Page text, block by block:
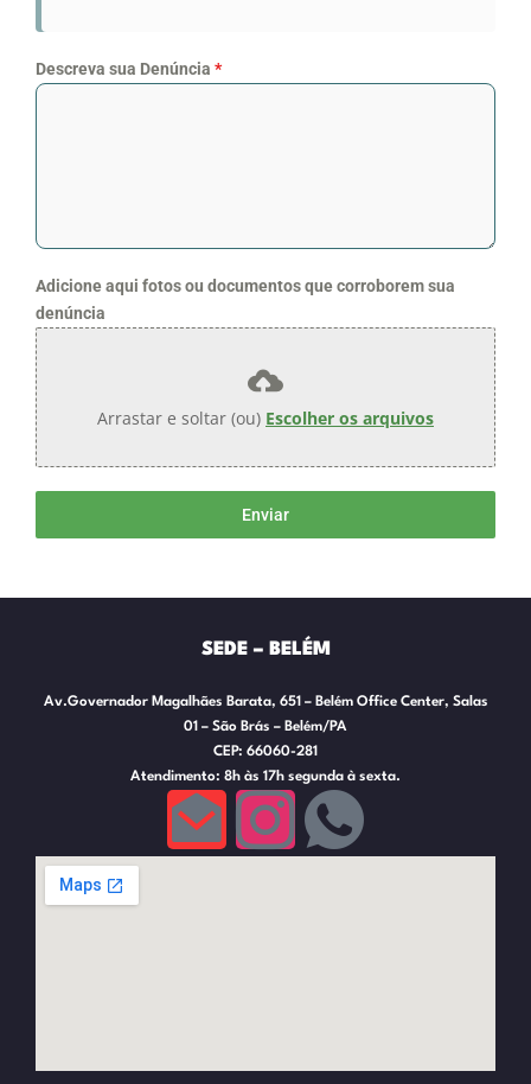
Descreva sua Denúncia *
Adicione aqui fotos ou documentos que corroborem sua
denúncia
Arrastar e soltar (ou) Escolher os arquivos
Enviar
SEDE – BELÉM
Av.Governador Magalhães Barata, 651 – Belém Office Center, Salas
01 – São Brás – Belém/PA
CEP: 66060-281
Atendimento: 8h às 17h segunda à sexta.